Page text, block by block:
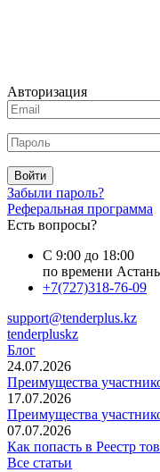
Авторизация
Войти
Забыли пароль?
Реферальная программа
Есть вопросы?
С 9:00 до 18:00
по времени
+7(727)318-76-09
support@tenderplus.kz
tenderpluskz
Блог
24.07.2026
Преимущества
17.07.2026
Преимущества
07.07.2026
Как попасть в Реестр
Все статьи